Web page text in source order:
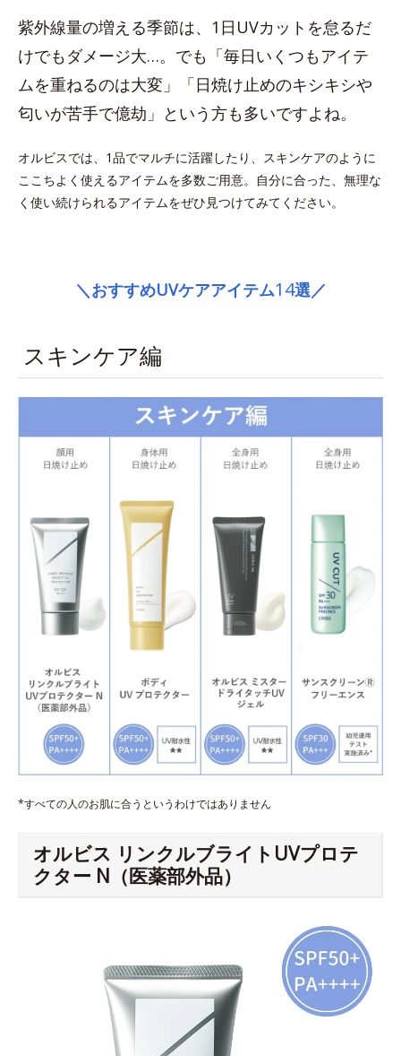
紫外線量の増える季節は、1日UVカットを怠るだ
けでもダメージ大…。でも「毎日いくつもアイテ
ムを重ねるのは大変」「日焼け止めのキシキシや
匂いが苦手で億劫」という方も多いですよね。
オルビスでは、1品でマルチに活躍したり、スキンケアのように
ここちよく使えるアイテムを多数ご用意。自分に合った、無理な
く使い続けられるアイテムをぜひ見つけてみてください。
＼おすすめUVケアアイテム14選／
スキンケア編
*すべての人のお肌に合うというわけではありません
オルビス リンクルブライトUVプロテ
クター N（医薬部外品）